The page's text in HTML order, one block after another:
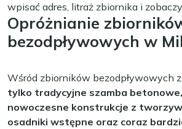
wpisać adres, litraż zbiornika i
Opróżnianie
bezodpływowych w
Wśród zbiorników bezodpływowych
tylko tradycyjne szamba
nowoczesne konstrukcje z
osadniki wstępne oraz coraz